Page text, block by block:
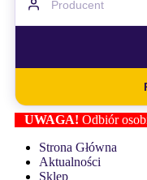
UWAGA!Odbiór osobisty
Strona Główna
Aktualności
Sklep